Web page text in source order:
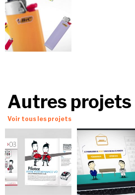
Autres projets
Voir tous les projets